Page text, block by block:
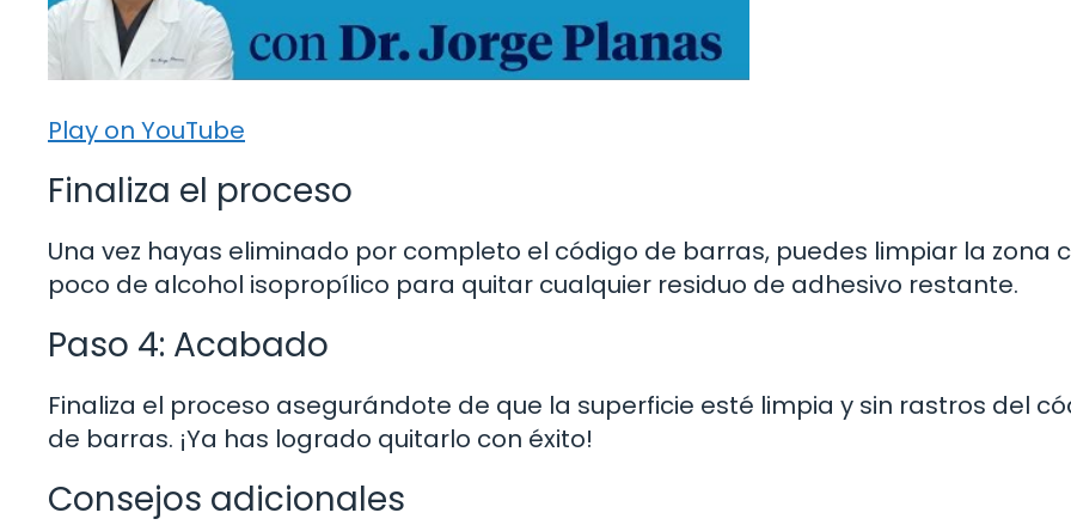
Play on YouTube
Finaliza el proceso
Una vez hayas eliminado por completo el código de barras, puedes limpiar la zona
poco de alcohol isopropílico para quitar cualquier residuo de adhesivo restante.
Paso 4: Acabado
Finaliza el proceso asegurándote de que la superficie esté limpia y sin rastros del
de barras. ¡Ya has logrado quitarlo con éxito!
Consejos adicionales